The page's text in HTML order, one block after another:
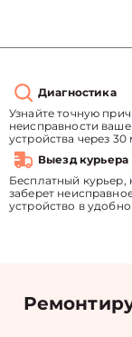
Диагностика
Узнайте точную
неисправности
устройства через 30
Выезд курьера
Бесплатный курьер,
заберет
устройство в